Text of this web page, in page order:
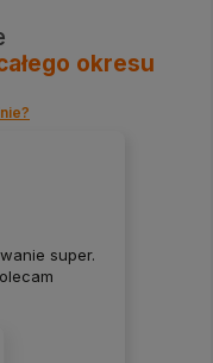
okresu
super.